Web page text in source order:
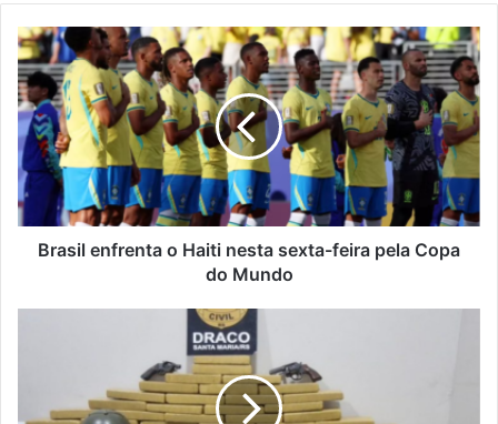
Brasil
enfrenta
o
Haiti
nesta
sexta-
feira
pela
Copa
Brasil enfrenta o Haiti nesta sexta-feira pela Copa
do Mundo